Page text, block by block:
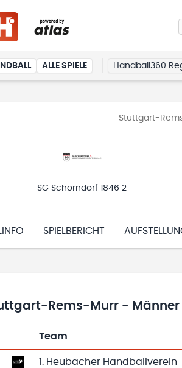
ALLE SPIELE Handball360
Stuttgart-
SG Schorndorf 1846 2
SPIELBERICHT
Rems-Murr - Männer
mit Vereinsplatzierungen, Spielen,
Team
1. Heubacher Handballverein